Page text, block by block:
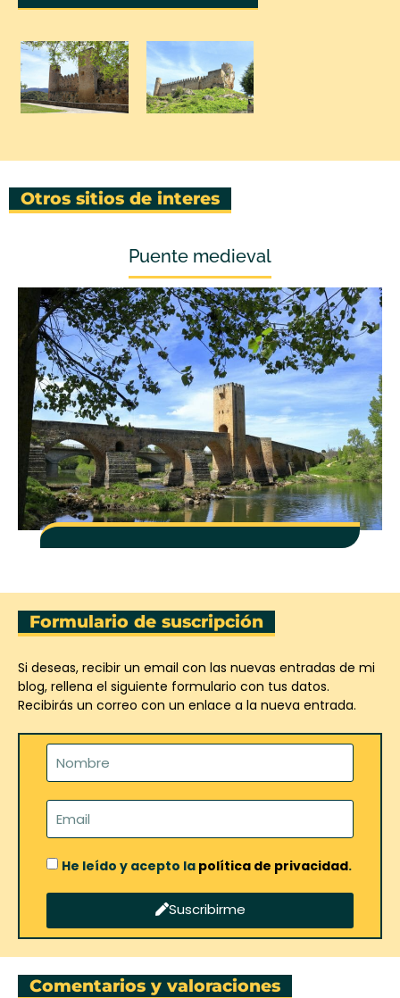
Otros sitios de interes
Puente medieval
Formulario de suscripción
Si deseas, recibir un email con las nuevas entradas de mi
blog, rellena el siguiente formulario con tus datos.
Recibirás un correo con un enlace a la nueva entrada.
He leído y acepto la política de privacidad.
Suscribirme
Comentarios y valoraciones